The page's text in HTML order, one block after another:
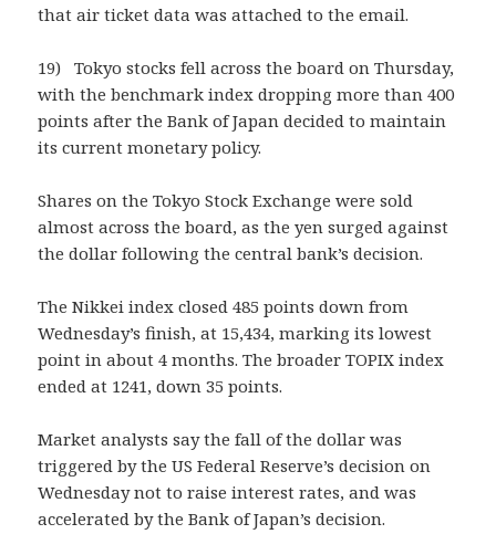
that air ticket data was attached to the email.
19) Tokyo stocks fell across the board on Thursday,
with the benchmark index dropping more than 400
points after the Bank of Japan decided to maintain
its current monetary policy.
Shares on the Tokyo Stock Exchange were sold
almost across the board, as the yen surged against
the dollar following the central bank’s decision.
The Nikkei index closed 485 points down from
Wednesday’s finish, at 15,434, marking its lowest
point in about 4 months. The broader TOPIX index
ended at 1241, down 35 points.
Market analysts say the fall of the dollar was
triggered by the US Federal Reserve’s decision on
Wednesday not to raise interest rates, and was
accelerated by the Bank of Japan’s decision.